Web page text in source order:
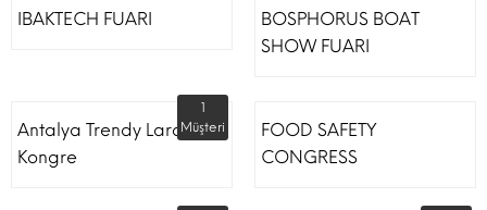
IBAKTECH FUARI
BOSPHORUS BOAT
SHOW FUARI
Antalya Trendy Lara Otel
Kongre
1
Müşteri
FOOD SAFETY
CONGRESS